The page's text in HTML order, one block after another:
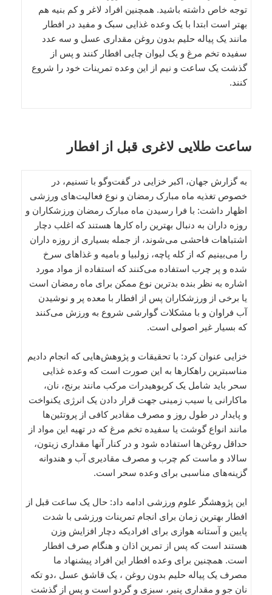
توجه خاص داشته باشید. همچنین افراد لاغر و کم بنیه هم
بهتر است ابتدا با یک وعده غذایى سبک و مفید در افطار
مانند یک پیاله حلیم بدون روغن مقدارى عسل و سه عدد
سفیده تخم مرغ و یک لیوان چایى افطار کنند و پس از
گذشت یک ساعت و نیم از این وعده تمرینات خود را شروع
کنند.
ساعت طلایی لاغری قبل از افطار
به گزارش جهان، اکبر خزایى در گفت‌وگو با تسنیم، در
خصوص تغذیه ماه مبارک رمضان و نوع فعالیت‌هاى ورزشى
اظهار داشت: با فرا رسیدن ماه مبارک رمضان ورزشکاران و
روزه داران به دنبال بهترین راه کارها هستند که اغلب دچار
اشتباهات فاحشى می‌شوند، از جمله بسیاری از روزه داران
را می‌بینیم که از کله پاچه، زولبیا و بامیه و غذاهاى سرخ
شده و پر چرب استفاده می‌کنند که استفاده از مواد مورد
اشاره به نظر بنده بدترین نوع ممکن براى ماه رمضان است
یا برخی از ورزشکاران پس از افطار با معده پر و نوشیدن
آب فراوان و با مشکلات گوارشى شروع به ورزش می‌کنند
که بسیار غیر اصولى است.
خزایی عنوان کرد: با تحقیقات و پژوهش‌هایى که انجام دادیم
مناسبترین راهکارها به این صورت است که وعده غذایى
سحر باید شامل یک کربوهیدرات مرکب مانند برنج، نان،
ماکارانى یا سیب زمینى جهت قرار دادن یک انرژى یکنواخت
و پایدار در طول روز و مصرف مقادیر کافى از پروتئین‌ها
مانند انواع گوشت یا سفیده تخم مرغ که در تهیه این مواد از
حداقل روغن‌ها استفاده شود و در کنار آنها مقدارى زیتون،
سالاد و ماست کم چرب و مصرف مقادیرى آب و هندوانه
گزینه‌هاى مناسبى براى وعده سحر است.
این پژوهشگر علوم ورزشى ادامه داد: حال یک ساعت قبل از
افطار بهترین زمان براى انجام تمرینات ورزشى با شدت
پایین و آستانه هوازى براى افرادیکه دچار افزایش وزن
هستند است که پس از تمرین اذان و هنگام صرف افطار
است. همچنین براى وعده افطار این افراد پیشنهاد ما
مصرف یک پیاله حلیم بدون روغن ، یک قاشق عسل ،دو تکه
نان جو و مقدارى پنیر، سبزى و گردو است و پس از گذشت